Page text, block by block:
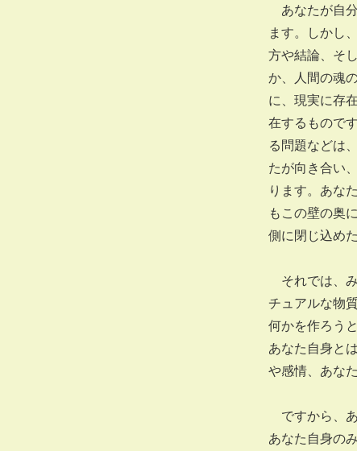
あなたが自
ます。しかし
方や結論、そ
か、人間の魂
に、現実に存
在するもので
る問題などは
たが向き合い
ります。あな
もこの壁の奥
側に閉じ込め
それでは、
チュアルな物
何かを作ろう
あなた自身と
や感情、あな
ですから、
あなた自身の